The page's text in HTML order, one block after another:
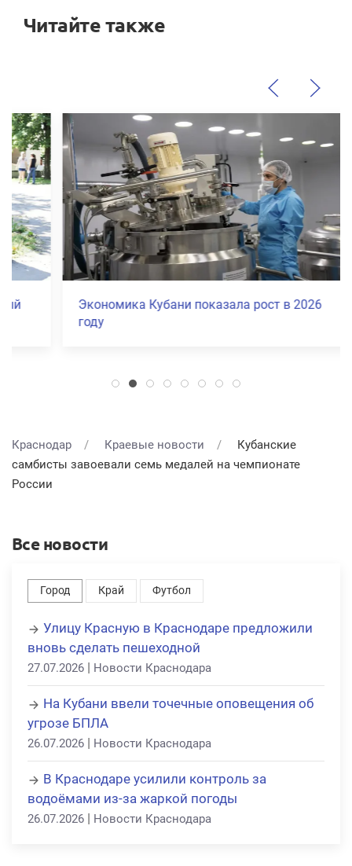
Читайте также
Экономика Кубани показала рост в 2026
Краснодар Краевые новости
Кубанские
самбисты завоевали семь медалей на чемпионате
России
Все новости
Город Край Футбол
Улицу Красную в Краснодаре предложили
вновь сделать пешеходной
27.07.2026 | Новости Краснодара
На Кубани ввели точечные оповещения об
угрозе БПЛА
26.07.2026 | Новости Краснодара
В Краснодаре усилили контроль за
водоёмами из-за жаркой погоды
26.07.2026 | Новости Краснодара